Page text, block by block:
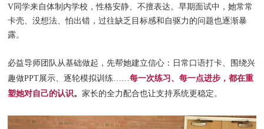
V同学来自体制内学校，性格安静、不擅表达。早期面试中，她常常
卡壳、没想法、怕出错，过往缺乏目标感和自驱力的问题也逐渐暴
露。
必益导师团队从基础做起，先帮她建立信心：日常口语打卡、围绕兴
趣做PPT展示、逐轮模拟训练……每一次练习、每一点进步，都在重
塑她对自己的认识。家长的全力配合也让支持系统更稳定。